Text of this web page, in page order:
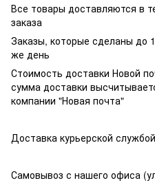
Все товары доставляются в
заказа
Заказы, которые сделаны до
же день
Стоимость доставки Новой
сумма доставки
компании "Новая почта"
Доставка курьерской
Самовывоз с нашего офиса